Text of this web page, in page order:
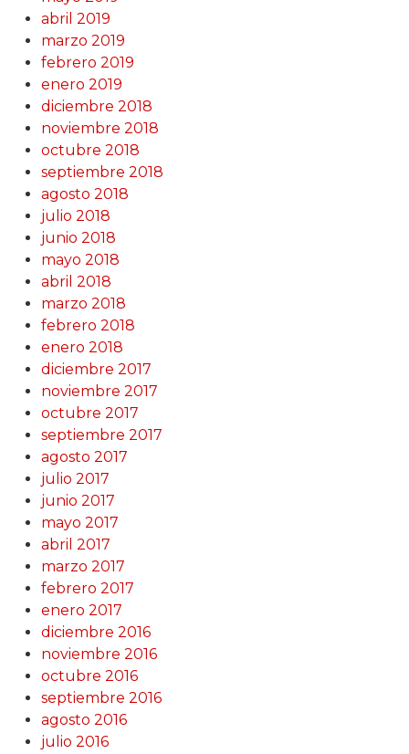
abril 2019
marzo 2019
febrero 2019
enero 2019
diciembre 2018
noviembre 2018
octubre 2018
septiembre 2018
agosto 2018
julio 2018
junio 2018
mayo 2018
abril 2018
marzo 2018
febrero 2018
enero 2018
diciembre 2017
noviembre 2017
octubre 2017
septiembre 2017
agosto 2017
julio 2017
junio 2017
mayo 2017
abril 2017
marzo 2017
febrero 2017
enero 2017
diciembre 2016
noviembre 2016
octubre 2016
septiembre 2016
agosto 2016
julio 2016